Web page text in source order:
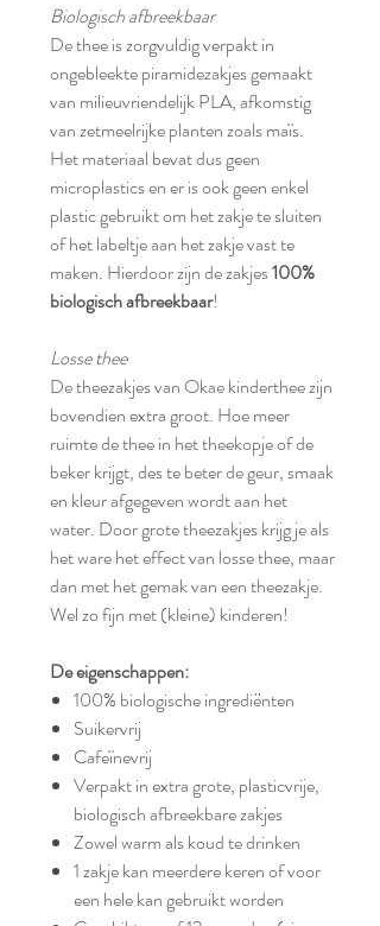
Biologisch afbreekbaar
De thee is zorgvuldig verpakt in
ongebleekte piramidezakjes gemaakt
van milieuvriendelijk PLA, afkomstig
van zetmeelrijke planten zoals maïs.
Het materiaal bevat dus geen
microplastics en er is ook geen enkel
plastic gebruikt om het zakje te sluiten
of het labeltje aan het zakje vast te
maken. Hierdoor zijn de zakjes100%
biologisch afbreekbaar!
Losse thee
De theezakjes van Okae kinderthee zijn
bovendien extra groot. Hoe meer
ruimte de thee in het theekopje of de
beker krijgt, des te beter de geur, smaak
en kleur afgegeven wordt aan het
water. Door grote theezakjes krijg je als
het ware het effect van losse thee, maar
dan met het gemak van een theezakje.
Wel zo fijn met (kleine) kinderen!
De eigenschappen:
100% biologische ingrediënten
Suikervrij
Cafeïnevrij
Verpakt in extra grote, plasticvrije,
biologisch afbreekbare zakjes
Zowel warm als koud te drinken
1 zakje kan meerdere keren of voor
een hele kan gebruikt worden